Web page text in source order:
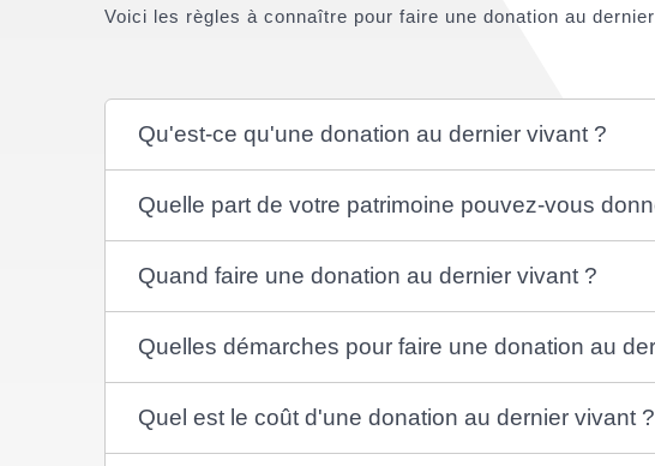
Voici les règles à connaître pour faire une donation au
Qu'est-ce qu'une donation au dernier vivant ?
Quelle part de votre patrimoine pouvez-vous
Quand faire une donation au dernier vivant ?
Quelles démarches pour faire une donation au
Quel est le coût d'une donation au dernier vivant ?